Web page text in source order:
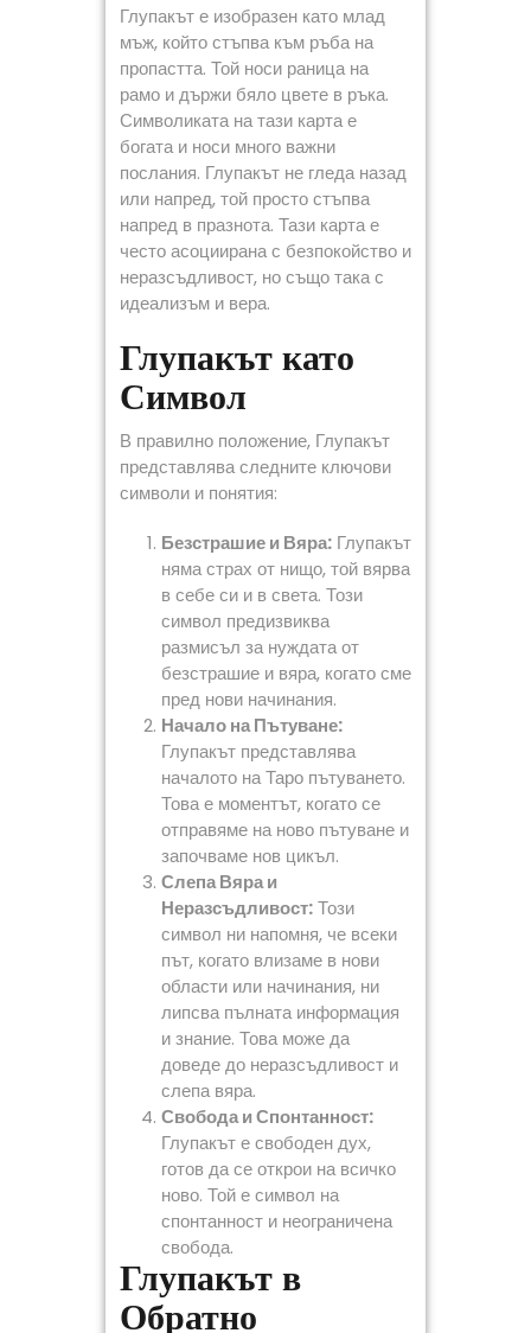
Глупакът е изобразен като млад
мъж, който стъпва към ръба на
пропастта. Той носи раница на
рамо и държи бяло цвете в ръка.
Символиката на тази карта е
богата и носи много важни
послания. Глупакът не гледа назад
или напред, той просто стъпва
напред в празнота. Тази карта е
често асоциирана с безпокойство и
неразсъдливост, но също така с
идеализъм и вера.
Глупакът като
Символ
В правилно положение, Глупакът
представлява следните ключови
символи и понятия:
Безстрашие и Вяра: Глупакът
няма страх от нищо, той вярва
в себе си и в света. Този
символ предизвиква
размисъл за нуждата от
безстрашие и вяра, когато сме
пред нови начинания.
Начало на Пътуване:
Глупакът представлява
началото на Таро пътуването.
Това е моментът, когато се
отправяме на ново пътуване и
започваме нов цикъл.
Слепа Вяра и
Неразсъдливост:Този
символ ни напомня, че всеки
път, когато влизаме в нови
области или начинания, ни
липсва пълната информация
и знание. Това може да
доведе до неразсъдливост и
слепа вяра.
Свобода и Спонтанност:
Глупакът е свободен дух,
готов да се открои на всичко
ново. Той е символ на
спонтанност и неограничена
свобода.
Глупакът в
Обратно